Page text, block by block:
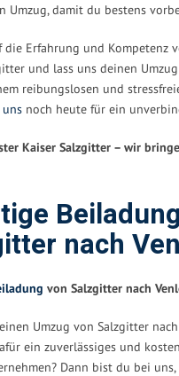
Umzug, damit du bestens
die Erfahrung und Kompetenz
und lass uns deinen
reibungslosen und
noch heute für ein
Kaiser Salzgitter – wir
nach
von Salzgitter nach
Umzug von Salzgitter
ein zuverlässiges und
Dann bist du bei